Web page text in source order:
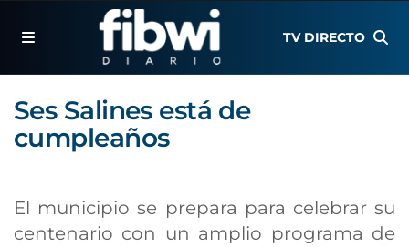
TV DIRECTO
Ses Salines está de
cumpleaños
El municipio se prepara para celebrar su
centenario con un amplio programa de